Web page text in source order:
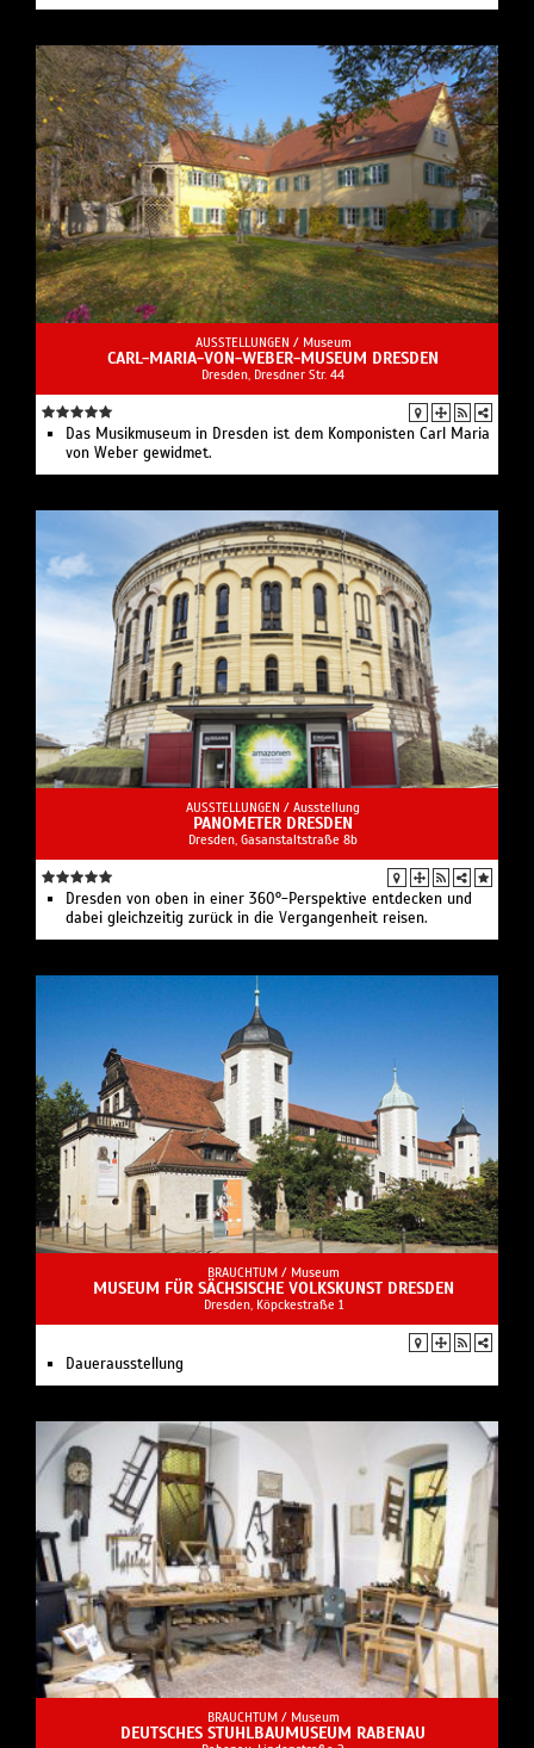
AUSSTELLUNGEN / Museum
CARL-MARIA-VON-WEBER-MUSEUM DRESDEN
Dresden, Dresdner Str. 44
Das Musikmuseum in Dresden ist dem Komponisten Carl Maria
von Weber gewidmet.
AUSSTELLUNGEN / Ausstellung
PANOMETER DRESDEN
Dresden, Gasanstaltstraße 8b
Dresden von oben in einer 360°-Perspektive entdecken und
dabei gleichzeitig zurück in die Vergangenheit reisen.
BRAUCHTUM / Museum
MUSEUM FÜR SÄCHSISCHE VOLKSKUNST DRESDEN
Dresden, Köpckestraße 1
Dauerausstellung
BRAUCHTUM / Museum
DEUTSCHES STUHLBAUMUSEUM RABENAU